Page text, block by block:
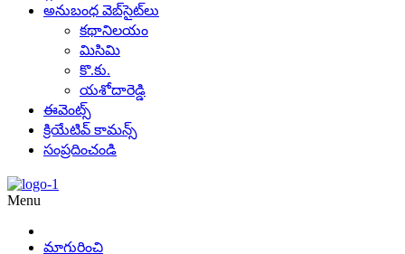
అనుబంధ వెబ్‌సైట్‌లు
కథానిలయం
మిసిమి
కొ.కు.
యశోదారెడ్డి
ఈవెంట్స్
క్రియేటివ్ కామన్స్
సంప్రదించండి
Menu
మాగురించి